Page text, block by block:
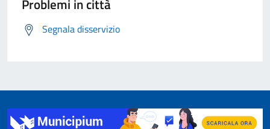
Problemi in città
Segnala disservizio